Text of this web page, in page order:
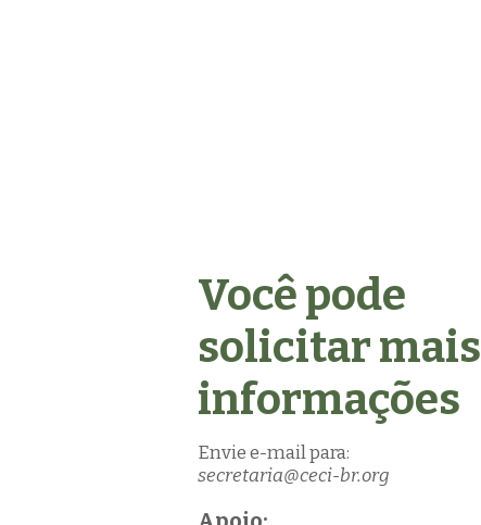
Você pode
solicitar mais
informações
Envie e-mail para:
secretaria@ceci-br.org